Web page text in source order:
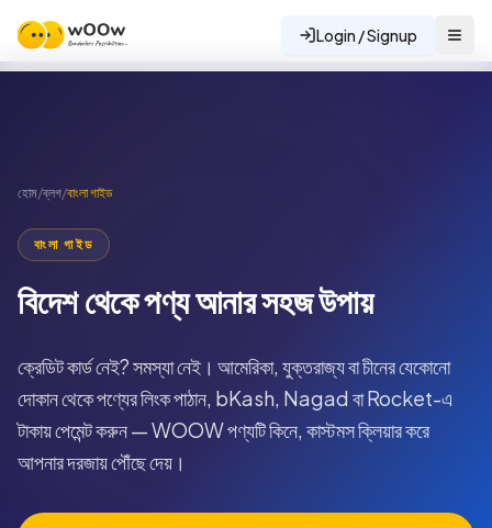
Login / Signup
হোম/ব্লগ/বাংলা গাইড
বাংলা গাইড
বিদেশ থেকে পণ্য আনার সহজ উপায়
ক্রেডিট কার্ড নেই? সমস্যা নেই। আমেরিকা, যুক্তরাজ্য বা চীনের যেকোনো
দোকান থেকে পণ্যের লিংক পাঠান, bKash, Nagad বা Rocket-এ
টাকায় পেমেন্ট করুন — WOOW পণ্যটি কিনে, কাস্টমস ক্লিয়ার করে
আপনার দরজায় পৌঁছে দেয়।